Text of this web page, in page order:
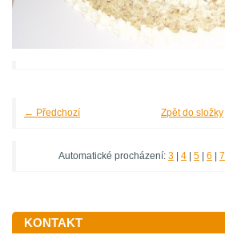
← Předchozí Zpět do složky
Automatické procházení: 3 4 5 6 7
KONTAKT